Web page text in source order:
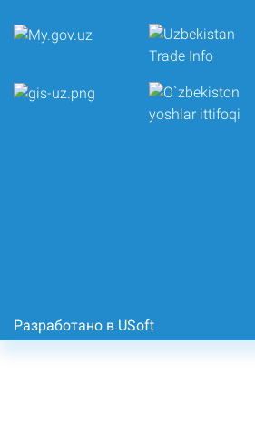
Разработано в USoft